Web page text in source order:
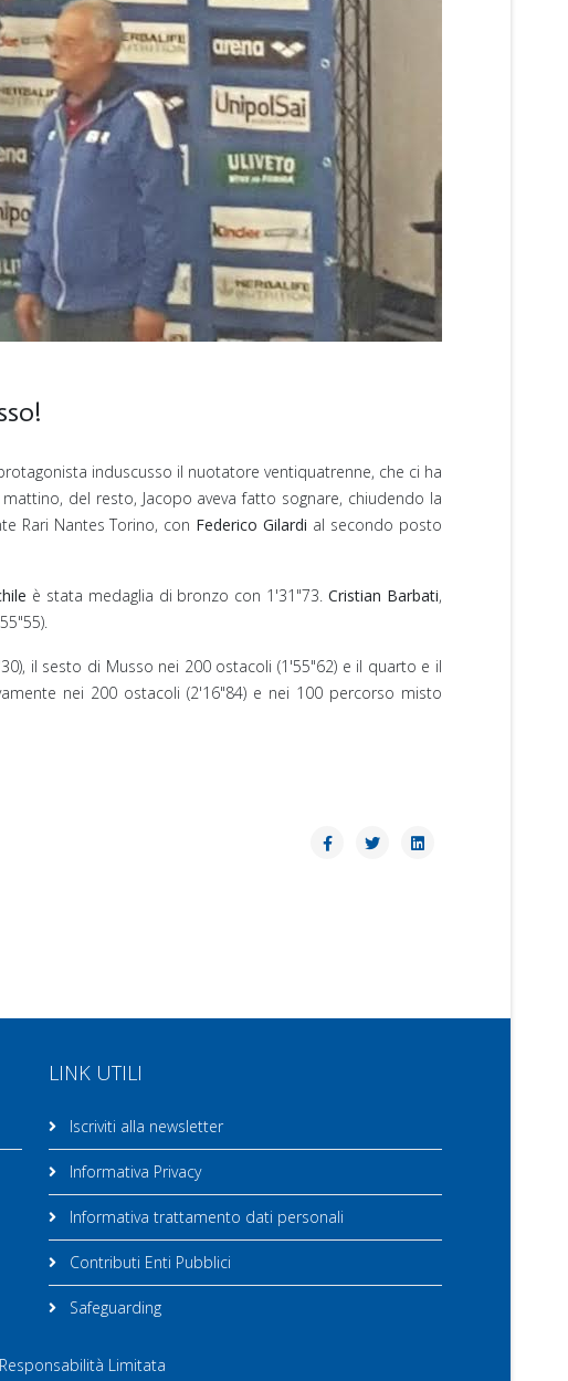
induscusso il nuotatore ventiquatrenne, che ci ha
del resto, Jacopo aveva fatto sognare, chiudendo la
Rari Nantes Torino, con Federico Gilardi al secondo posto
è stata medaglia di bronzo con 1'31"73. Cristian Barbati,
il sesto di Musso nei 200 ostacoli (1'55"62) e il quarto e il
nei 200 ostacoli (2'16"84) e nei 100 percorso misto
LINK UTILI
Iscriviti alla newsletter
Informativa Privacy
Informativa trattamento dati personali
Contributi Enti Pubblici
Safeguarding
Limitata